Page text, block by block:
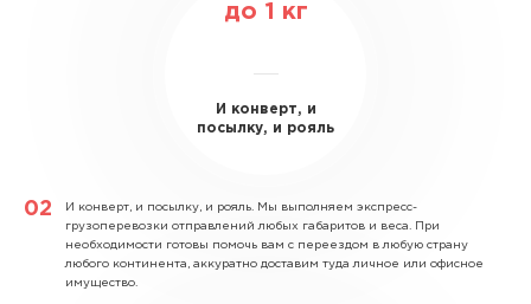
до 1 кг
И конверт, и
посылку, и рояль
И конверт, и посылку, и рояль. Мы выполняем экспресс-
грузоперевозки отправлений любых габаритов и веса. При
необходимости готовы помочь вам с переездом в любую страну
любого континента, аккуратно доставим туда личное или офисное
имущество.